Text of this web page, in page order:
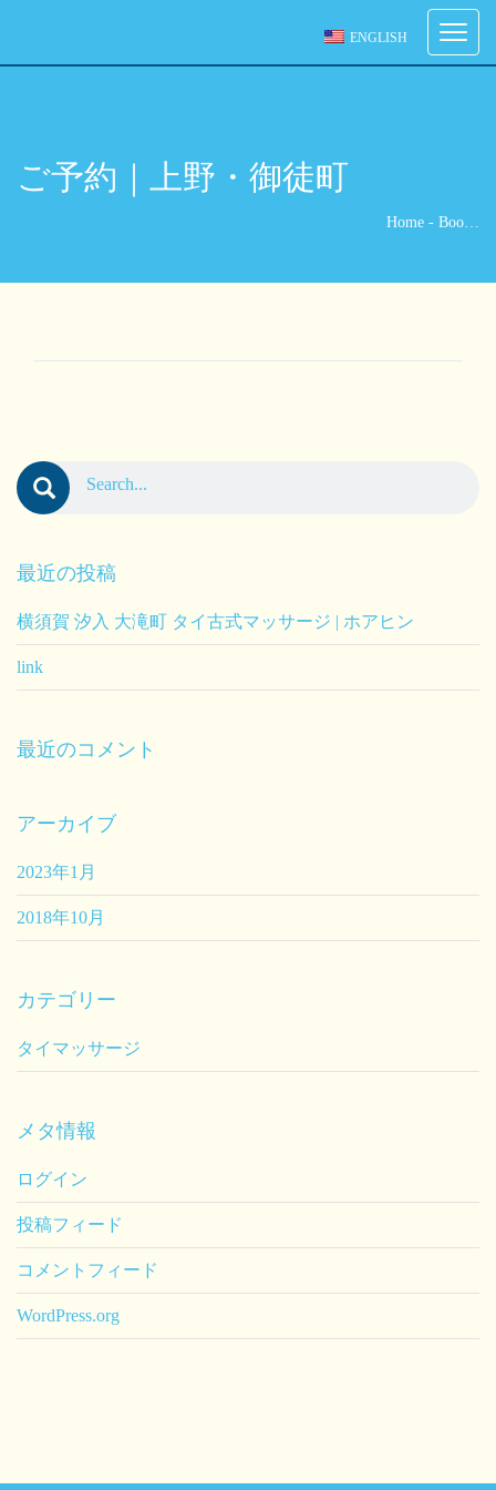
ENGLISH
Toggle
ご予約｜上野・御徒町
Home - Boo…
最近の投稿
横須賀 汐入 大滝町 タイ古式マッサージ | ホアヒン
link
最近のコメント
アーカイブ
2023年1月
2018年10月
カテゴリー
タイマッサージ
メタ情報
ログイン
投稿フィード
コメントフィード
WordPress.org